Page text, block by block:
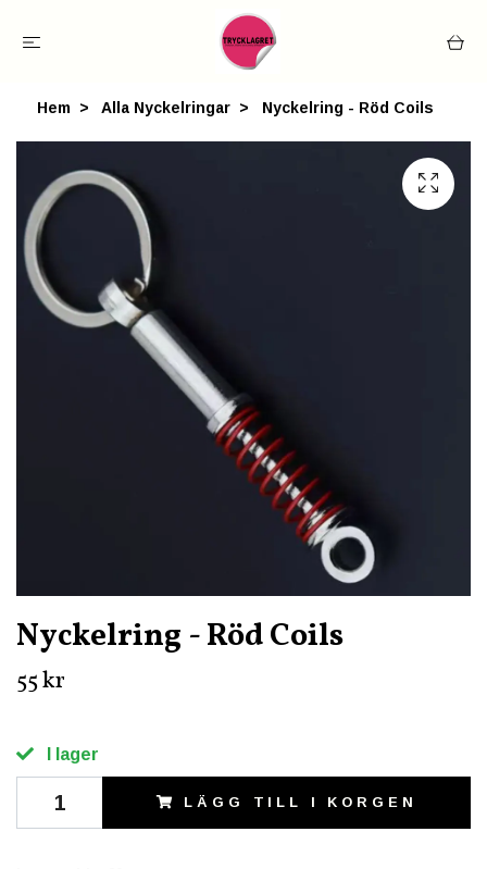
Hem Alla Nyckelringar Nyckelring - Röd Coils
Nyckelring - Röd Coils
55 kr
I lager
LÄGG TILL I KORGEN